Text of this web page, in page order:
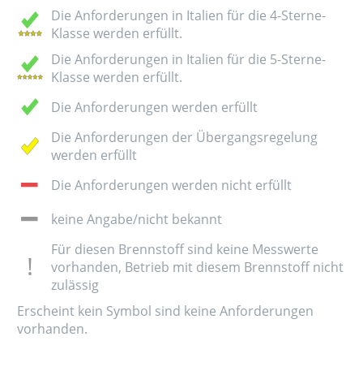
Die Anforderungen in Italien für die 4-Sterne-
Klasse werden erfüllt.
Die Anforderungen in Italien für die 5-Sterne-
Klasse werden erfüllt.
Die Anforderungen werden erfüllt
Die Anforderungen der Übergangsregelung
werden erfüllt
Die Anforderungen werden nicht erfüllt
keine Angabe/nicht bekannt
Für diesen Brennstoff sind keine Messwerte
vorhanden, Betrieb mit diesem Brennstoff nicht
zulässig
Erscheint kein Symbol sind keine Anforderungen
vorhanden.